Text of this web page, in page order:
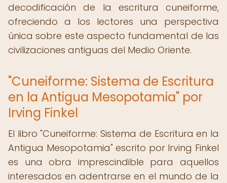
decodificación de la escritura cuneiforme,
ofreciendo a los lectores una perspectiva
única sobre este aspecto fundamental de las
civilizaciones antiguas del Medio Oriente.
"Cuneiforme: Sistema de Escritura
en la Antigua Mesopotamia" por
Irving Finkel
El libro "Cuneiforme: Sistema de Escritura en la
Antigua Mesopotamia" escrito por Irving Finkel
es una obra imprescindible para aquellos
interesados en adentrarse en el mundo de la